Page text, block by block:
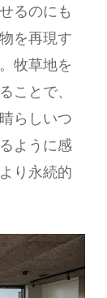
るのにも
を再現す
牧草地を
ことで、
らしいつ
ように感
り永続的